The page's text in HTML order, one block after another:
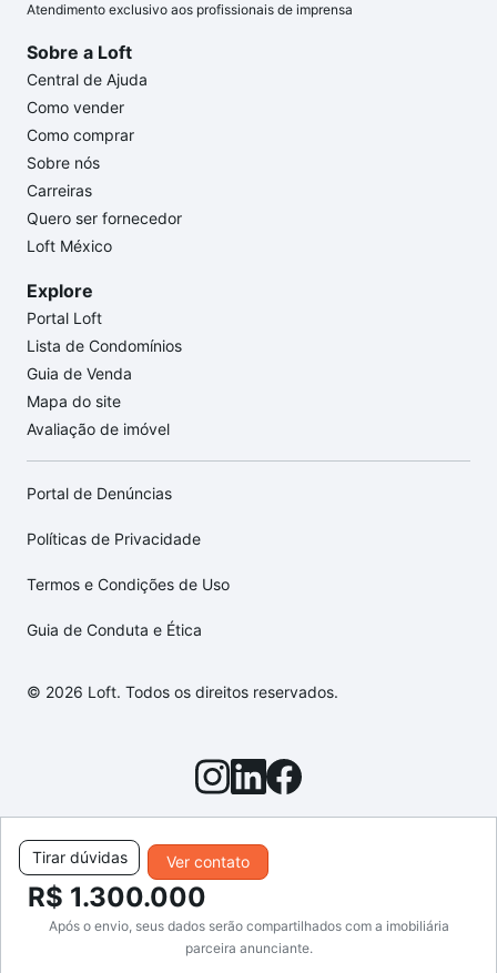
Ver contato
Tirar dúvidas
R$ 1.300.000
Após o envio, seus dados serão compartilhados com a imobiliária
parceira anunciante.
Atendimento exclusivo aos profissionais de imprensa
Sobre a Loft
Central de Ajuda
Como vender
Como comprar
Sobre nós
Carreiras
Quero ser fornecedor
Loft México
Explore
Portal Loft
Lista de Condomínios
Guia de Venda
Mapa do site
Avaliação de imóvel
Portal de Denúncias
Políticas de Privacidade
Termos e Condições de Uso
Guia de Conduta e Ética
© 2026 Loft. Todos os direitos reservados.